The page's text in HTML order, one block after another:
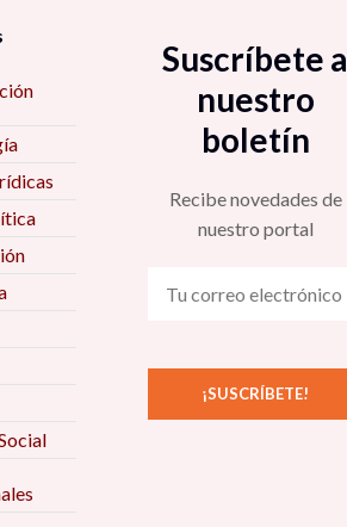
Suscríbete a
nuestro
boletín
Recibe novedades de
nuestro portal